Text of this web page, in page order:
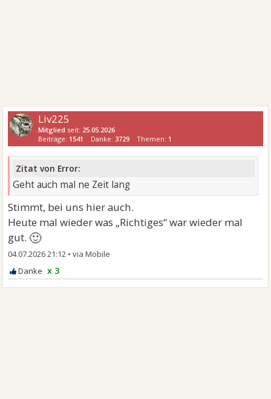
Liv225
Mitglied seit: 25.05.2026
Beiträge: 1541 Danke: 3729 Themen: 1
Zitat von Error:
Geht auch mal ne Zeit lang
Stimmt, bei uns hier auch.
Heute mal wieder was „Richtiges“ war wieder mal
gut. 🙂
04.07.2026 21:12 •
x 3